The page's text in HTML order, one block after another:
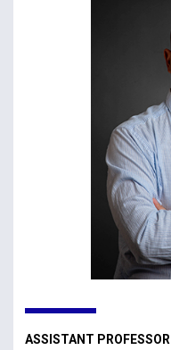
ASSISTANT PROFESSOR